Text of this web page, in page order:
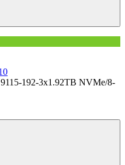
9115-192-3x1.92TB NVMe/8-